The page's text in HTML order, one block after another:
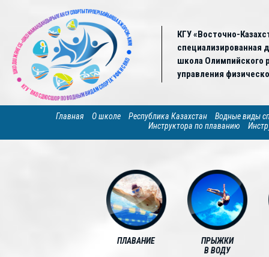
КГУ «Восточно-
специализированная
школа Олимпийского
управления
Главная О школе Республика Казахстан
Водные виды
Инструктора по плаванию
ПЛАВАНИЕ
ПРЫЖКИ
В ВОДУ